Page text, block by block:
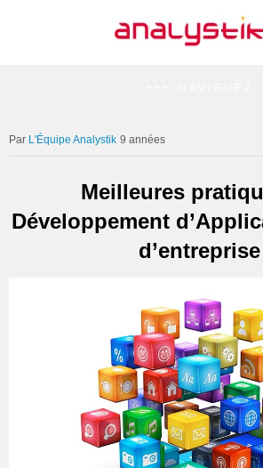
L'Équipe Analystik 9 années
Meilleures
Développement
d’entreprise